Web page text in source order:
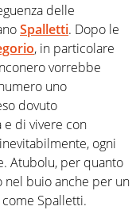
delle
Spalletti. Dopo le
, in particolare
vorrebbe
uno
dovuto
e di vivere con
ogni
Atubolu, per quanto
nel buio anche per un
Spalletti.